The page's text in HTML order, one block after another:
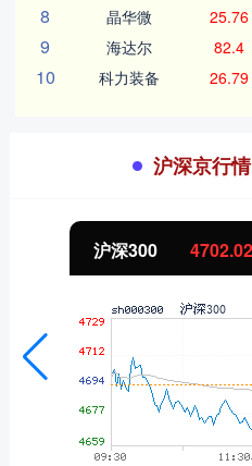
8 晶华微 25.76
9 海达尔 82.4
10 科力装备 26.79
沪深京行
沪深300 4702.02